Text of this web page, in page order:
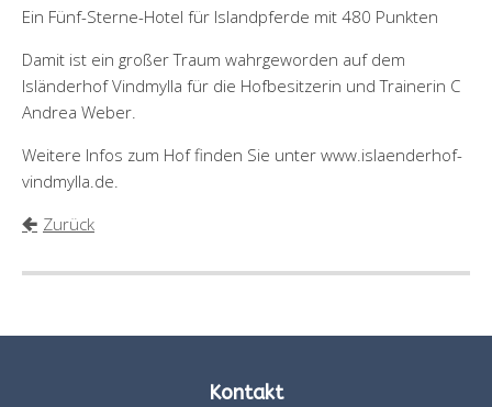
Ein Fünf-Sterne-Hotel für Islandpferde mit 480 Punkten
Damit ist ein großer Traum wahrgeworden auf dem
Isländerhof Vindmylla für die Hofbesitzerin und Trainerin C
Andrea Weber.
Weitere Infos zum Hof finden Sie unter www.islaenderhof-
vindmylla.de.
Zurück
Kontakt